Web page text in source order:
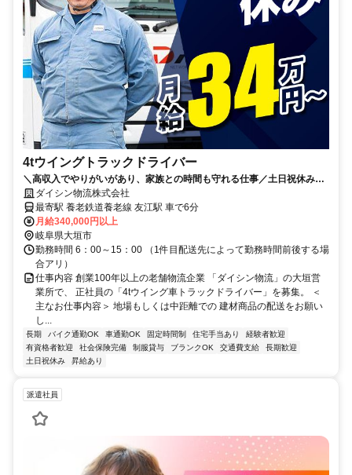
4tウイングトラックドライバー
＼高収入でやりがいがあり、家族との時間も守れる仕事／土日祝休み・
長期休暇もあり・歴史ある総合物流企業
ダイシン物流株式会社
最寄駅 養老鉄道養老線 友江駅 車で6分
月給340,000円以上
岐阜県大垣市
勤務時間 6：00～15：00 （1件目配送先によって勤務時間前後する場
合アリ）
仕事内容 創業100年以上の老舗物流企業 「ダイシン物流」の大垣営
業所で、 正社員の「4tウイング車トラックドライバー」を募集。 ＜
主なお仕事内容＞ 地場もしくは中距離での 建材商品の配送をお願い
し...
長期 バイク通勤OK 車通勤OK 固定時間制 住宅手当あり
経験者歓迎
有資格者歓迎
社会保険完備 制服貸与 ブランクOK 交通費支給
長期歓迎
土日祝休み
昇給あり
派遣社員